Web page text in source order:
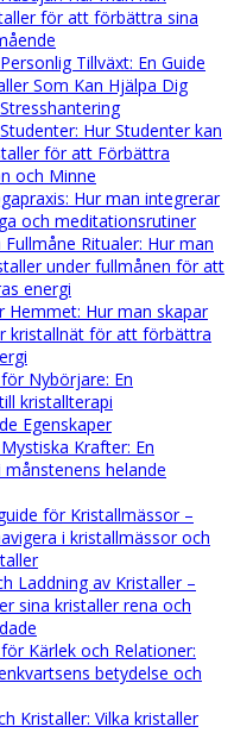
för att förbättra sina
Tillväxt: En Guide
Som Kan Hjälpa Dig
Hur Studenter kan
för att Förbättra
och Minne
Hur man integrerar
och meditationsrutiner
Ritualer: Hur man
under fullmånen för att
energi
Hemmet: Hur man skapar
kristallnät för att förbättra
Nybörjare: En
kristallterapi
Egenskaper
Krafter: En
månstenens helande
för Kristallmässor –
i kristallmässor och
Laddning av Kristaller –
sina kristaller rena och
Kärlek och Relationer:
betydelse och
Kristaller: Vilka kristaller